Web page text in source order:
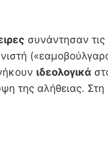
συνάντησαν τις
ιδεολογικά
της αλήθειας.